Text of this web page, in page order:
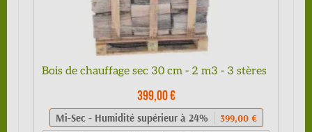
Bois de chauffage sec 30 cm - 2 m3 - 3 stères
399,00 €
Mi-Sec - Humidité supérieur à 24% 399,00 €